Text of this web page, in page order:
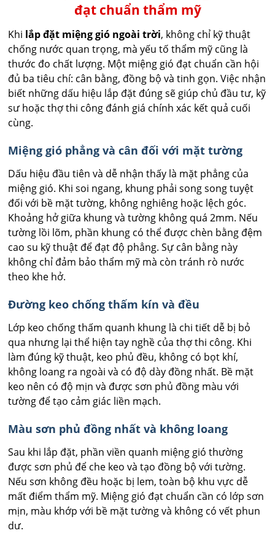
đạt chuẩn thẩm mỹ
Khi lắp đặt miệng gió ngoài trời, không chỉ kỹ thuật
chống nước quan trọng, mà yếu tố thẩm mỹ cũng là
thước đo chất lượng. Một miệng gió đạt chuẩn cần hội
đủ ba tiêu chí: cân bằng, đồng bộ và tinh gọn. Việc nhận
biết những dấu hiệu lắp đặt đúng sẽ giúp chủ đầu tư, kỹ
sư hoặc thợ thi công đánh giá chính xác kết quả cuối
cùng.
Miệng gió phẳng và cân đối với mặt tường
Dấu hiệu đầu tiên và dễ nhận thấy là mặt phẳng của
miệng gió. Khi soi ngang, khung phải song song tuyệt
đối với bề mặt tường, không nghiêng hoặc lệch góc.
Khoảng hở giữa khung và tường không quá 2mm. Nếu
tường lồi lõm, phần khung có thể được chèn bằng đệm
cao su kỹ thuật để đạt độ phẳng. Sự cân bằng này
không chỉ đảm bảo thẩm mỹ mà còn tránh rò nước
theo khe hở.
Đường keo chống thấm kín và đều
Lớp keo chống thấm quanh khung là chi tiết dễ bị bỏ
qua nhưng lại thể hiện tay nghề của thợ thi công. Khi
làm đúng kỹ thuật, keo phủ đều, không có bọt khí,
không loang ra ngoài và có độ dày đồng nhất. Bề mặt
keo nên có độ mịn và được sơn phủ đồng màu với
tường để tạo cảm giác liền mạch.
Màu sơn phủ đồng nhất và không loang
Sau khi lắp đặt, phần viền quanh miệng gió thường
được sơn phủ để che keo và tạo đồng bộ với tường.
Nếu sơn không đều hoặc bị lem, toàn bộ khu vực dễ
mất điểm thẩm mỹ. Miệng gió đạt chuẩn cần có lớp sơn
mịn, màu khớp với bề mặt tường và không có vết phun
dư.